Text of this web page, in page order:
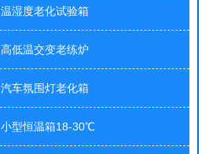
温湿度老化试验箱
高低温交变老练炉
汽车氛围灯老化箱
小型恒温箱18-30℃